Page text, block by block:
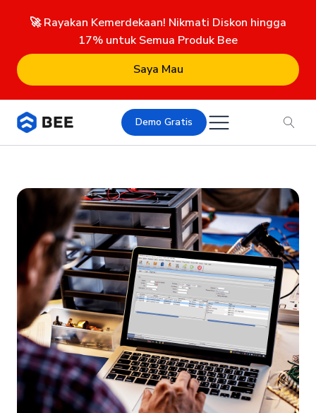
🚀 Rayakan Kemerdekaan! Nikmati Diskon hingga
17% untuk Semua Produk Bee
Saya Mau
Demo Gratis